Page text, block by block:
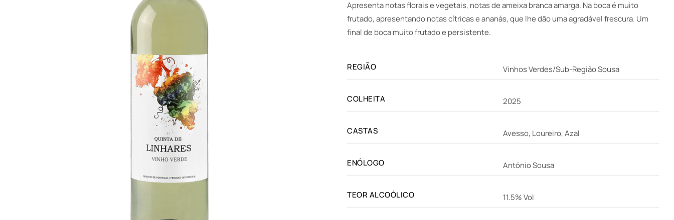
Apresenta notas florais e vegetais, notas de ameixa branca amarga. Na boca é muito
frutado, apresentando notas cítricas e ananás, que lhe dão uma agradável frescura. Um
final de boca muito frutado e persistente.
REGIÃO Vinhos Verdes/Sub-Região Sousa
COLHEITA 2025
CASTAS Avesso, Loureiro, Azal
ENÓLOGO António Sousa
TEOR ALCOÓLICO 11.5% Vol